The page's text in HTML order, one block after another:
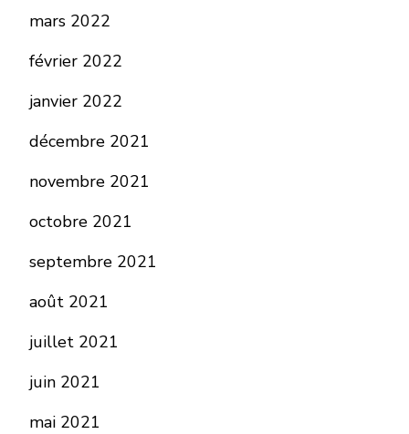
mars 2022
février 2022
janvier 2022
décembre 2021
novembre 2021
octobre 2021
septembre 2021
août 2021
juillet 2021
juin 2021
mai 2021